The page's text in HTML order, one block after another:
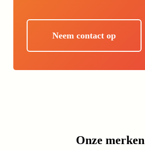
Neem contact op
Onze merken